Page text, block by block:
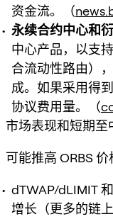
资金流。（
永续合约中心和
中心产品，以支
合流动性路由）
成。如果采用得
协议费用量。（
市场表现和短期至
可能推高 ORBS 价
dTWAP/dLIMIT
增长（更多的链